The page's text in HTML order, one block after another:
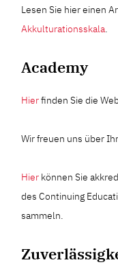
Lesen Sie hier einen
Akkulturationsskala.
Academy
Hierfinden Sie die
Wir freuen uns über
Hier können Sie
des Continuing
sammeln.